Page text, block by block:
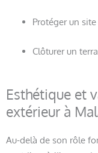
Protéger un
Clôturer un
Esthétique et
extérieur à
Au-delà de son rôle